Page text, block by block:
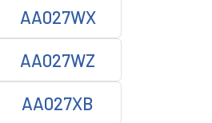
AA027WX
AA027WZ
AA027XB